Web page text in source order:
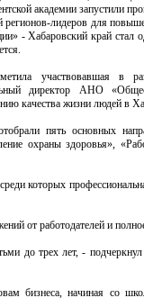
академии запустили
регионов-лидеров для
- Хабаровский край стал
участвовавшая в
директор АНО
качества жизни людей в
пять основных
охраны здоровья»,
которых
от работодателей и
до трех лет, - подчеркнул
бизнеса, начиная со